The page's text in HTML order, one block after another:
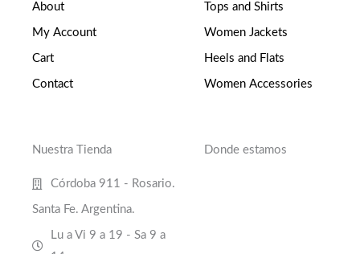
About
My Account
Cart
Contact
Tops and Shirts
Women Jackets
Heels and Flats
Women Accessories
Nuestra Tienda
Córdoba 911 - Rosario.
Santa Fe. Argentina.
Lu a Vi 9 a 19 - Sa 9 a
Donde estamos